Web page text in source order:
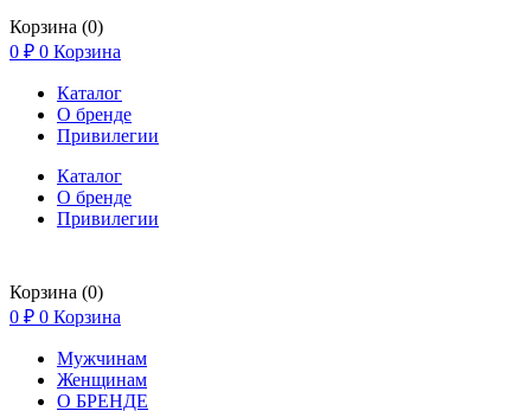
Корзина (0)
0 ₽ 0 Корзина
Каталог
О бренде
Привилегии
Каталог
О бренде
Привилегии
Корзина (0)
0 ₽ 0 Корзина
Мужчинам
Женщинам
О БРЕНДЕ